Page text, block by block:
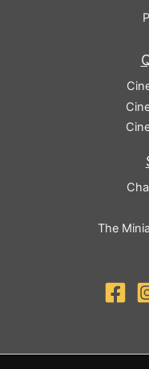
The